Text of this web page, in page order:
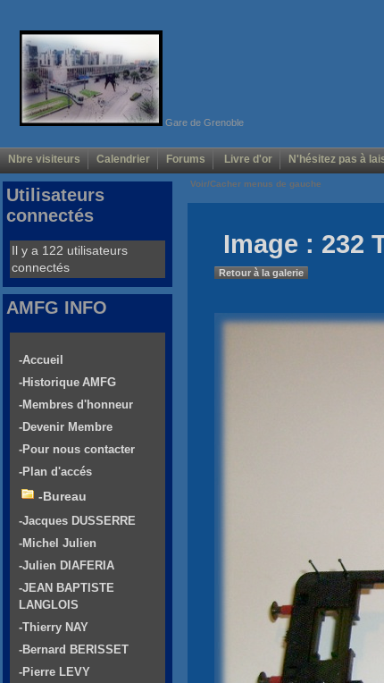
Gare de Grenoble
Nbre visiteurs Calendrier Forums Livre d'or N'hésitez pas à
Voir/Cacher menus de gauche
Image : 232
Retour à la galerie
Utilisateurs
connectés
Il y a 122 utilisateurs
connectés
AMFG INFO
-Accueil
-Historique AMFG
-Membres d'honneur
-Devenir Membre
-Pour nous contacter
-Plan d'accés
-Bureau
-Jacques DUSSERRE
-Michel Julien
-Julien DIAFERIA
-JEAN BAPTISTE
LANGLOIS
-Thierry NAY
-Bernard BERISSET
-Pierre LEVY